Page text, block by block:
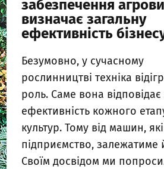
забезпечення
визначає загальну
ефективність
Безумовно, у сучасному
рослинництві техніка
роль. Саме вона відповідає
ефективність кожного
культур. Тому від машин,
підприємство, залежатиме
Своїм досвідом ми